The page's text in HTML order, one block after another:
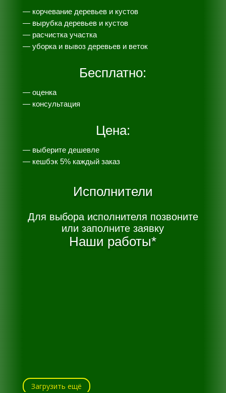
— корчевание деревьев и кустов
— вырубка деревьев и кустов
— расчистка участка
— уборка и вывоз деревьев и веток
Бесплатно:
— оценка
— консультация
Цена:
— выберите дешевле
— кешбэк 5% каждый заказ
Исполнители
Для выбора исполнителя позвоните
или заполните заявку
Наши работы*
Загрузить ещё